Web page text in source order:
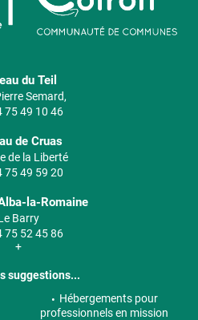
du Teil
Semard,
75 49 10 46
de Cruas
de la Liberté
75 49 59 20
la-Romaine
Barry
75 52 45 86
+
suggestions...
Hébergements pour
professionnels en mission